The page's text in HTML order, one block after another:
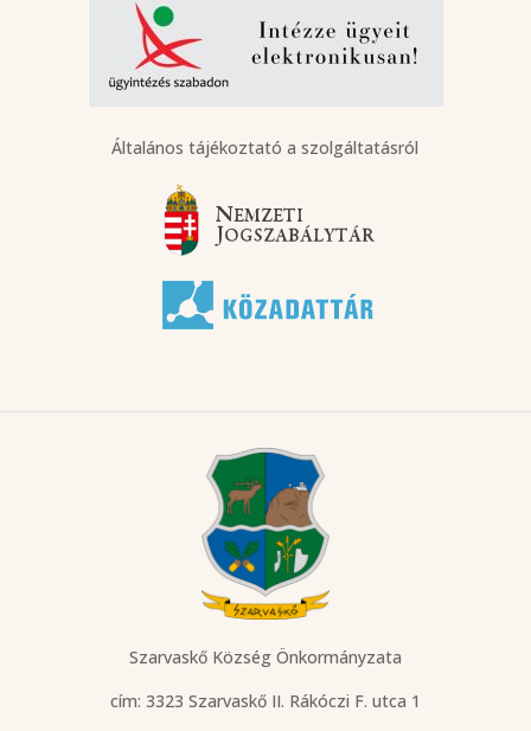
Általános tájékoztató a szolgáltatásról
Szarvaskő Község Önkormányzata
cím: 3323 Szarvaskő II. Rákóczi F. utca 1